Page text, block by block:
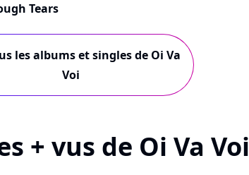
Tears
les albums et singles de Oi Va
Voi
+ vus de Oi Va Voi